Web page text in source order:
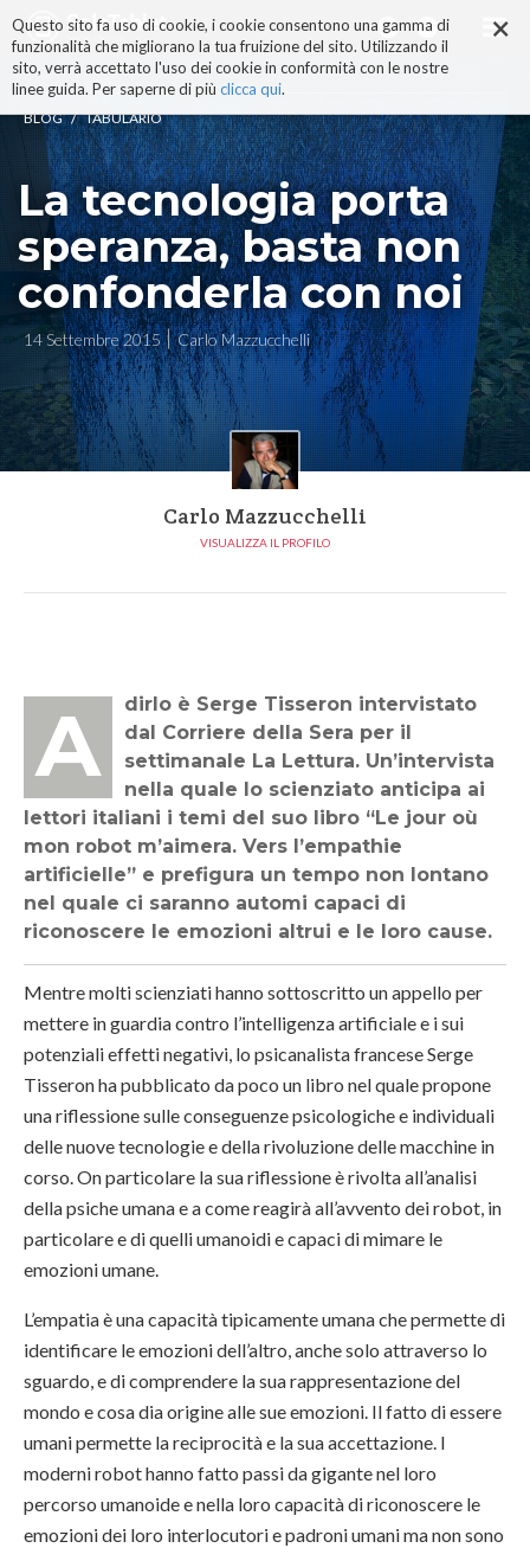
×
Questo sito fa uso di cookie, i cookie consentono una gamma di
funzionalità che migliorano la tua fruizione del sito. Utilizzando il
sito, verrà accettato l'uso dei cookie in conformità con le nostre
linee guida. Per saperne di più clicca qui.
ai
contenuti.
|
alla
navigazione
BLOG / TABULARIO
La tecnologia porta
speranza, basta non
confonderla con noi
14 Settembre 2015 Carlo Mazzucchelli
Carlo Mazzucchelli
VISUALIZZA IL PROFILO
A dirlo è Serge Tisseron intervistato
dal Corriere della Sera per il
settimanale La Lettura. Un’intervista
nella quale lo scienziato anticipa ai
lettori italiani i temi del suo libro “Le jour où
mon robot m’aimera. Vers l’empathie
artificielle” e prefigura un tempo non lontano
nel quale ci saranno automi capaci di
riconoscere le emozioni altrui e le loro cause.
Mentre molti scienziati hanno sottoscritto un appello per
mettere in guardia contro l’intelligenza artificiale e i sui
potenziali effetti negativi, lo psicanalista francese Serge
Tisseron ha pubblicato da poco un libro nel quale propone
una riflessione sulle conseguenze psicologiche e individuali
delle nuove tecnologie e della rivoluzione delle macchine in
corso. On particolare la sua riflessione è rivolta all’analisi
della psiche umana e a come reagirà all’avvento dei robot, in
particolare e di quelli umanoidi e capaci di mimare le
emozioni umane.
L’empatia è una capacità tipicamente umana che permette di
identificare le emozioni dell’altro, anche solo attraverso lo
sguardo, e di comprendere la sua rappresentazione del
mondo e cosa dia origine alle sue emozioni. Il fatto di essere
umani permette la reciprocità e la sua accettazione. I
moderni robot hanno fatto passi da gigante nel loro
percorso umanoide e nella loro capacità di riconoscere le
emozioni dei loro interlocutori e padroni umani ma non sono